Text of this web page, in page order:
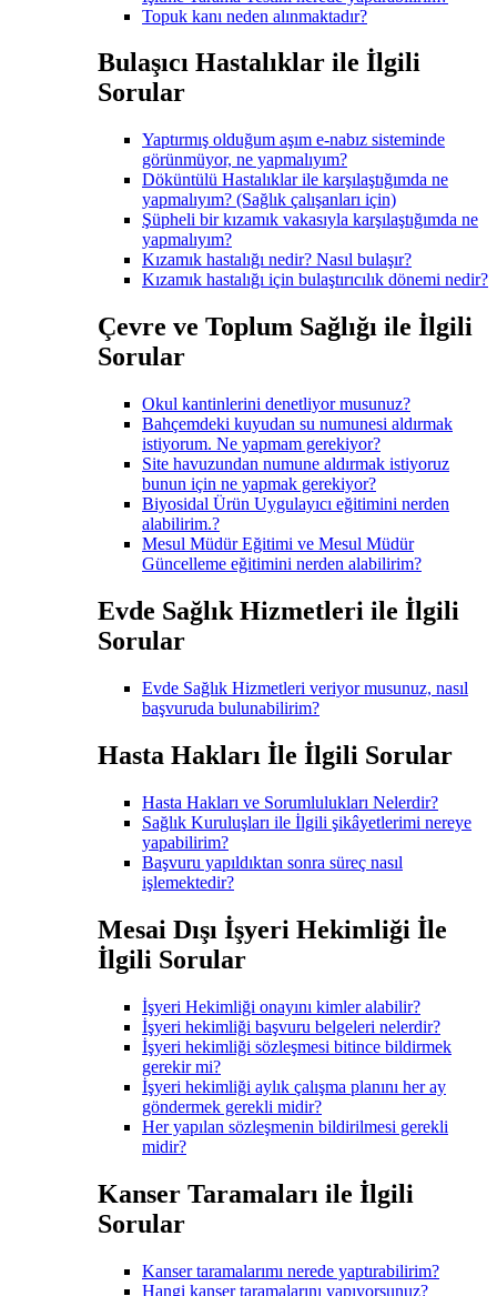
Topuk kanı neden alınmaktadır?
Bulaşıcı Hastalıklar ile İlgili
Sorular
Yaptırmış olduğum aşım e-nabız sisteminde
görünmüyor, ne yapmalıyım?
Döküntülü Hastalıklar ile karşılaştığımda ne
yapmalıyım? (Sağlık çalışanları için)
Şüpheli bir kızamık vakasıyla karşılaştığımda ne
yapmalıyım?
Kızamık hastalığı nedir? Nasıl bulaşır?
Kızamık hastalığı için bulaştırıcılık dönemi nedir?
Çevre ve Toplum Sağlığı ile İlgili
Sorular
Okul kantinlerini denetliyor musunuz?
Bahçemdeki kuyudan su numunesi aldırmak
istiyorum. Ne yapmam gerekiyor?
Site havuzundan numune aldırmak istiyoruz
bunun için ne yapmak gerekiyor?
Biyosidal Ürün Uygulayıcı eğitimini nerden
alabilirim.?
Mesul Müdür Eğitimi ve Mesul Müdür
Güncelleme eğitimini nerden alabilirim?
Evde Sağlık Hizmetleri ile İlgili
Sorular
Evde Sağlık Hizmetleri veriyor musunuz, nasıl
başvuruda bulunabilirim?
Hasta Hakları İle İlgili Sorular
Hasta Hakları ve Sorumlulukları Nelerdir?
Sağlık Kuruluşları ile İlgili şikâyetlerimi nereye
yapabilirim?
Başvuru yapıldıktan sonra süreç nasıl
işlemektedir?
Mesai Dışı İşyeri Hekimliği İle
İlgili Sorular
İşyeri Hekimliği onayını kimler alabilir?
İşyeri hekimliği başvuru belgeleri nelerdir?
İşyeri hekimliği sözleşmesi bitince bildirmek
gerekir mi?
İşyeri hekimliği aylık çalışma planını her ay
göndermek gerekli midir?
Her yapılan sözleşmenin bildirilmesi gerekli
midir?
Kanser Taramaları ile İlgili
Sorular
Kanser taramalarımı nerede yaptırabilirim?
Hangi kanser taramalarını yapıyorsunuz?